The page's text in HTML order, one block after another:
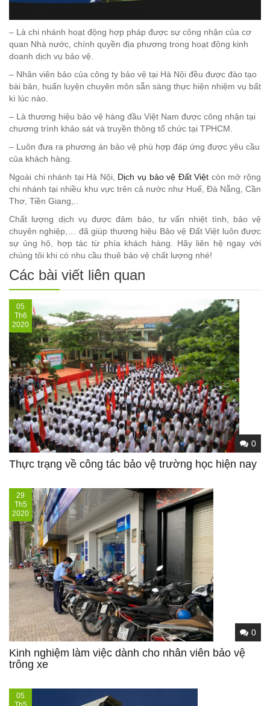
– Là chi nhánh hoạt động hợp pháp được sự công nhận của cơ
quan Nhà nước, chính quyền địa phương trong hoạt động kinh
doanh dịch vụ bảo vệ.
– Nhân viên bảo của công ty bảo vệ tại Hà Nội đều được đào tạo
bài bản, huấn luyện chuyên môn sẵn sàng thực hiện nhiệm vụ bất
kì lúc nào.
– Là thương hiệu bảo vệ hàng đầu Việt Nam được công nhận tại
chương trình khảo sát và truyền thông tổ chức tại TPHCM.
– Luôn đưa ra phương án bảo vệ phù hợp đáp ứng được yêu cầu
của khách hàng.
Ngoài chi nhánh tại Hà Nội, Dịch vụ bảo vệ Đất Việt còn mở rộng
chi nhánh tại nhiều khu vực trên cả nước như Huế, Đà Nẵng, Cần
Thơ, Tiền Giang,..
Chất lượng dịch vụ được đảm bảo, tư vấn nhiệt tình, bảo vệ
chuyên nghiệp,… đã giúp thương hiệu Bảo vệ Đất Việt luôn được
sự ủng hộ, hợp tác từ phía khách hàng. Hãy liên hệ ngay với
chúng tôi khi có nhu cầu thuê bảo vệ chất lượng nhé!
Các bài viết liên quan
05
Th6
2020
0
Thực trạng về công tác bảo vệ trường học hiện nay
29
Th5
2020
0
Kinh nghiệm làm việc dành cho nhân viên bảo vệ
trông xe
05